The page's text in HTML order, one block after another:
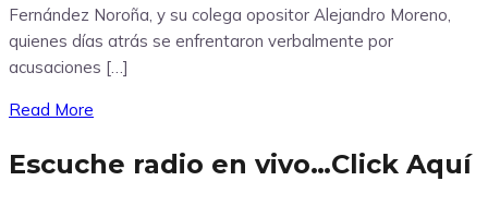
Fernández Noroña, y su colega opositor Alejandro Moreno,
quienes días atrás se enfrentaron verbalmente por
acusaciones […]
Read More
Escuche radio en vivo…Click Aquí